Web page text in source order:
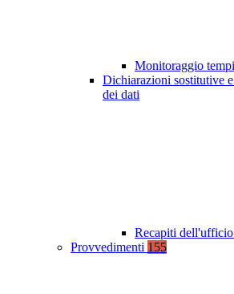
Monitoraggio
Dichiarazioni sostitutive
dei dati
Recapiti dell'ufficio
Provvedimenti 155